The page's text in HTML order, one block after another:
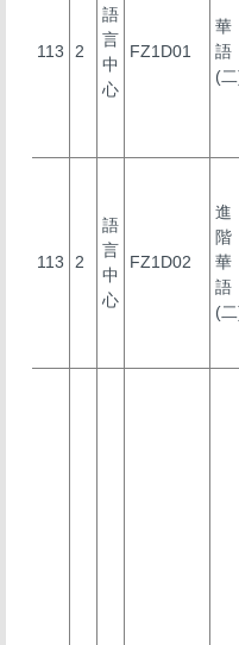
113 2
語
言
中
心
FZ1D01
華
語
(
113 2
語
言
中
心
FZ1D02
進
階
華
語
(